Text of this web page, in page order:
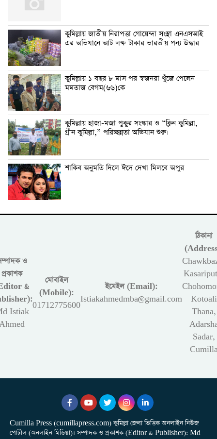
কুমিল্লায় জাতীয় নিরাপত্তা গোয়েন্দা সংস্থা এনএসআই
এর অভিযানে আট লক্ষ টাকার ভারতীয় পন্য উদ্ধার
কুমিল্লায় ১ বছর ৮ মাস পর স্বজনরা খুঁজে পেলেন
মমতাজ বেগম(৬৬)কে
কুমিল্লায় হাজা-মজা পুকুর সংস্কার ও “ক্লিন কুমিল্লা,
গ্রীন কুমিল্লা,” পরিচ্ছন্নতা অভিযান শুরু।
শাকিব অনুমতি দিলে ঈদে দেখা মিলবে অপুর
ও
প্রকাশক
&
Istiak
মোবাইল
(Mobile):
01712775600
ইমেইল (Email):
Istiakahmedmba@gmail.com
ঠিকানা
Kotoali
Thana,
Sadar,
Cumilla Press (cumillapress.com) কুমিল্লা জেলা ভিত্তিক অনলাইন নিউজ
পোর্টাল (অনলাইন মিডিয়া)। সম্পাদক ও প্রকাশক (Editor & Publisher): Md